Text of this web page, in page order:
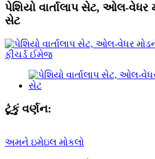
પેશિયો વાર્તાલાપ સેટ, ઓલ-વેધર
સેટ
ટૂંકું વર્ણન:
અમને ઇમેઇલ મોકલો